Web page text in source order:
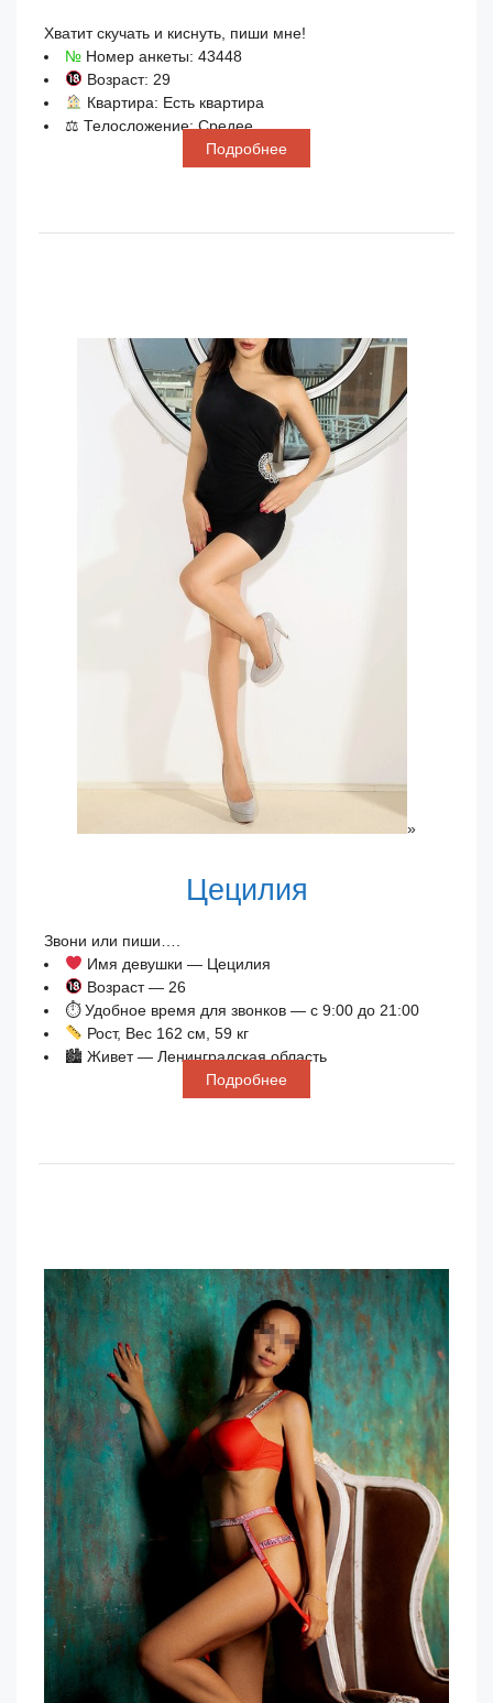
Хватит скучать и киснуть, пиши мне!
№ Номер анкеты: 43448
Возраст: 29
Квартира: Есть квартира
⚖ Телосложение: Средее
Подробнее
»
Цецилия
Звони или пиши….
Имя девушки — Цецилия
Возраст — 26
⏱ Удобное время для звонков — с 9:00 до 21:00
Рост, Вес 162 см, 59 кг
🏙 Живет — Ленинградская область
Подробнее